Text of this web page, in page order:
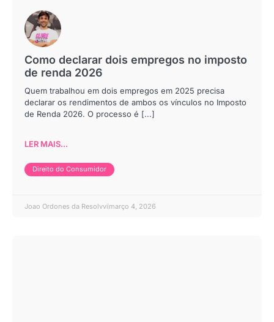
Como declarar dois empregos no imposto
de renda 2026
Quem trabalhou em dois empregos em 2025 precisa
declarar os rendimentos de ambos os vínculos no Imposto
de Renda 2026. O processo é [...]
LER MAIS...
Direito do Consumidor
Joao Ordones da Resolvvi março 4, 2026